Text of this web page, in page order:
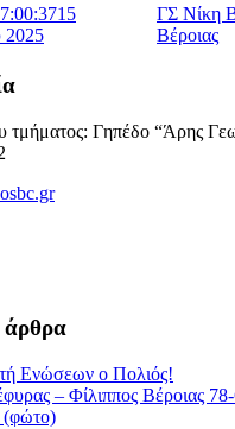
15
2025
ΓΣ Νίκη
Βέροιας
τμήματος: Γηπέδο “Άρης
Ενώσεων ο Πολιός!
– Φίλιππος Βέροιας
(φώτο)